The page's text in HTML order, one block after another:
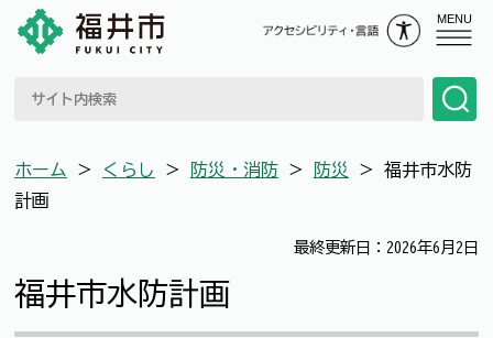
MENU
ホーム ＞ くらし ＞ 防災・消防 ＞ 防災 ＞ 福井市水防
計画
最終更新日：2026年6月2日
福井市水防計画